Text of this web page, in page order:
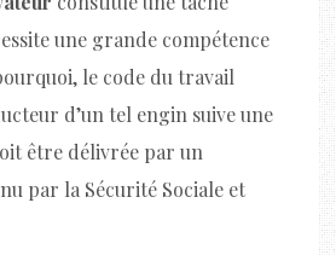
une grande compétence
le code du travail
d’un tel engin suive une
être délivrée par un
par la Sécurité Sociale et